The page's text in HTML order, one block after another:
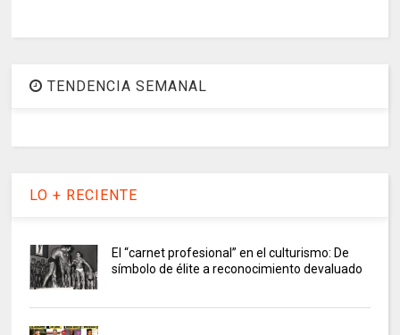
TENDENCIA SEMANAL
LO + RECIENTE
El “carnet profesional” en el culturismo: De
símbolo de élite a reconocimiento devaluado